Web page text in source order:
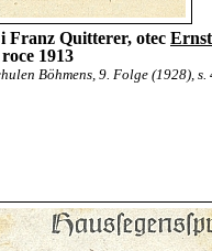
Franz Quitterer, otec
1913
Böhmens, 9. Folge (1928), s.